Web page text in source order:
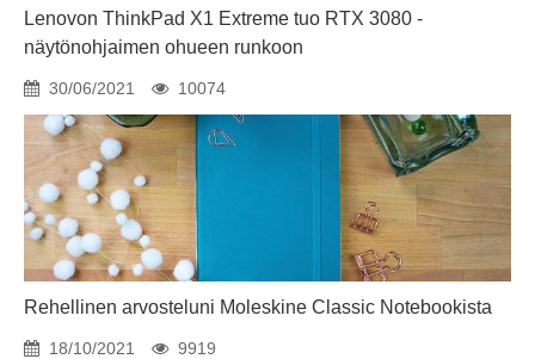
Lenovon ThinkPad X1 Extreme tuo RTX 3080 -
näytönohjaimen ohueen runkoon
30/06/2021 10074
Rehellinen arvosteluni Moleskine Classic Notebookista
18/10/2021 9919